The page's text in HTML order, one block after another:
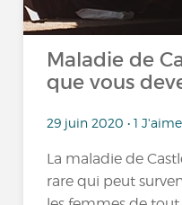
Maladie de
que vous
29 juin 2020 • 1 J'aime
La maladie de
rare qui peut